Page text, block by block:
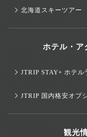
北海道スキーツアー
ホテル・ア
JTRIP STAY+ ホテル
JTRIP 国内格安オプ
観光